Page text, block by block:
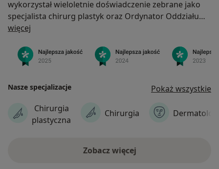
wykorzystał wieloletnie doświadczenie zebrane jako
specjalista chirurg plastyk oraz Ordynator Oddziału
Chirurgii Plastycznej i Rekonstrukcyjnej Szpitala
najbardziej zaufane i sprawdzone osoby udało się
stworzyć profesjonalny, oddany zespół, który
kompetencje i dbając o zadowolenie Pacjentów.
więcej
Nasze specjalizacje
Pokaż wszystkie
Chirurgia
plastyczna
Chirurgia
Zobacz więcej